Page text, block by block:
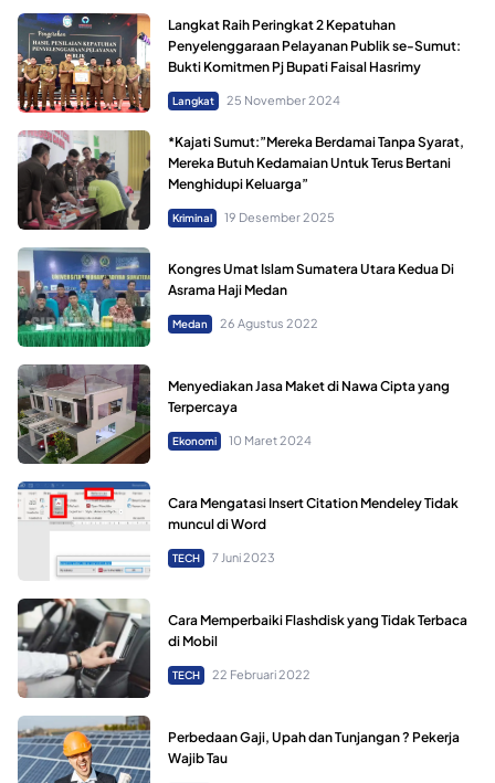
Langkat Raih Peringkat 2 Kepatuhan
Penyelenggaraan Pelayanan Publik se-Sumut:
Bukti Komitmen Pj Bupati Faisal Hasrimy
Langkat 25 November 2024
*Kajati Sumut:”Mereka Berdamai Tanpa Syarat,
Mereka Butuh Kedamaian Untuk Terus Bertani
Menghidupi Keluarga”
Kriminal 19 Desember 2025
Kongres Umat Islam Sumatera Utara Kedua Di
Asrama Haji Medan
Medan 26 Agustus 2022
Menyediakan Jasa Maket di Nawa Cipta yang
Terpercaya
Ekonomi 10 Maret 2024
Cara Mengatasi Insert Citation Mendeley Tidak
muncul di Word
TECH 7 Juni 2023
Cara Memperbaiki Flashdisk yang Tidak Terbaca
di Mobil
TECH 22 Februari 2022
Perbedaan Gaji, Upah dan Tunjangan ? Pekerja
Wajib Tau